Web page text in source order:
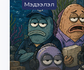
Мэдээлэл